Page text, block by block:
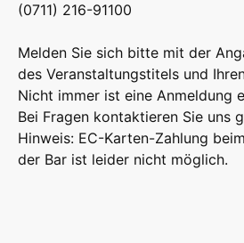
(0711) 216-91100
Melden Sie sich bitte mit der
des Veranstaltungstitels und
Nicht immer ist eine Anmeldung
Bei Fragen kontaktieren Sie uns
Hinweis: EC-Karten-Zahlung
der Bar ist leider nicht möglich.